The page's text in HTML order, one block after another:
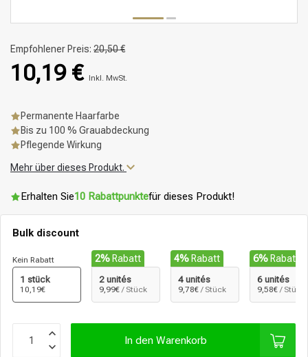
Empfohlener Preis: 20,50 €
10,19 € Inkl. MwSt.
Permanente Haarfarbe
Bis zu 100 % Grauabdeckung
Pflegende Wirkung
Mehr über dieses Produkt.
Erhalten Sie10 Rabattpunktefür dieses Produkt!
Bulk discount
Kein Rabatt
1 stück
10,19€
2% Rabatt
2 unités
9,99€ / Stück
4% Rabatt
4 unités
9,78€ / Stück
6% Rabatt
6 unités
9,58€ / Stück
In den Warenkorb